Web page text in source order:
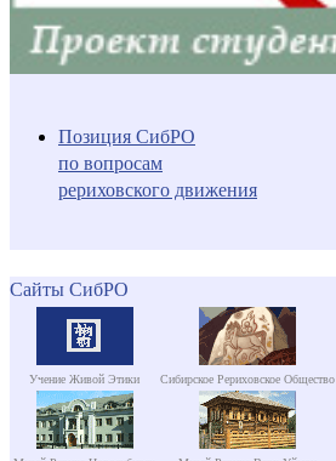
Позиция СибРО
по вопросам
рериховского движения
Сайты СибРО
Учение Живой Этики Сибирское Рериховское Общество